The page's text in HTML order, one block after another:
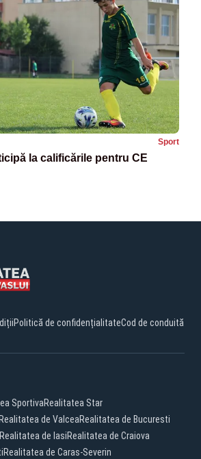
Sport
la calificările pentru CE
Politică de confidențialitateCod de conduită
SportivaRealitatea Star
Realitatea de ValceaRealitatea de Bucuresti
Realitatea de IasiRealitatea de Craiova
Realitatea de Caras-Severin